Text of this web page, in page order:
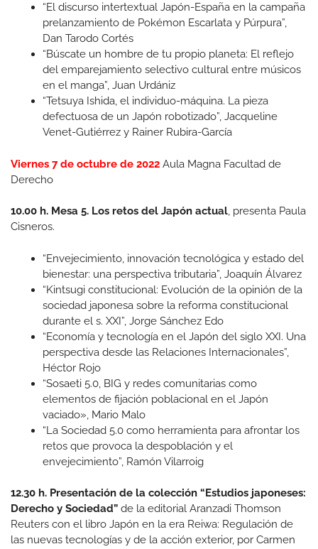
“El discurso intertextual Japón-España en la campaña
prelanzamiento de Pokémon Escarlata y Púrpura”,
Dan Tarodo Cortés
“Búscate un hombre de tu propio planeta: El reflejo
del emparejamiento selectivo cultural entre músicos
en el manga”, Juan Urdániz
“Tetsuya Ishida, el individuo-máquina. La pieza
defectuosa de un Japón robotizado”, Jacqueline
Venet-Gutiérrez y Rainer Rubira-García
Viernes 7 de octubre de 2022 Aula Magna Facultad de
Derecho
10.00 h. Mesa 5. Los retos del Japón actual, presenta Paula
Cisneros.
“Envejecimiento, innovación tecnológica y estado del
bienestar: una perspectiva tributaria”, Joaquín Álvarez
“Kintsugi constitucional: Evolución de la opinión de la
sociedad japonesa sobre la reforma constitucional
durante el s. XXI”, Jorge Sánchez Edo
“Economía y tecnología en el Japón del siglo XXI. Una
perspectiva desde las Relaciones Internacionales”,
Héctor Rojo
“Sosaeti 5.0, BIG y redes comunitarias como
elementos de fijación poblacional en el Japón
vaciado», Mario Malo
“La Sociedad 5.0 como herramienta para afrontar los
retos que provoca la despoblación y el
envejecimiento”, Ramón Vilarroig
12.30 h. Presentación de la colección “Estudios japoneses:
Derecho y Sociedad” de la editorial Aranzadi Thomson
Reuters con el libro Japón en la era Reiwa: Regulación de
las nuevas tecnologías y de la acción exterior, por Carmen